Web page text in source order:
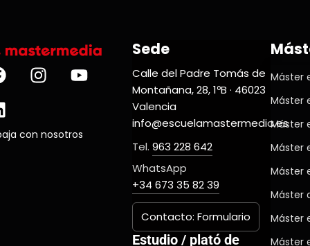
con nosotros
Sede
Calle del Padre Tomás de
Montañana, 28, 1ºB · 46023
Valencia
info@escuelamastermedia.es
Tel. 963 228 642
WhatsApp
+34 673 35 82 39
Contacto: Formulario
Estudio / plató de
Máster
Máster
Máster
Máster
Máster
Máster
Máster
Máster